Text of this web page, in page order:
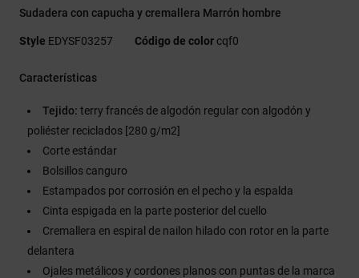
Sudadera con capucha y cremallera Marrón hombre
Style EDYSF03257 Código de color cqf0
Características
Tejido: terry francés de algodón regular con algodón y
poliéster reciclados [280 g/m2]
Corte estándar
Bolsillos canguro
Estampados por corrosión en el pecho y la espalda
Cinta espigada en la parte posterior del cuello
Cremallera en espiral de nailon hilado con rotor en la parte
delantera
Ojales metálicos y cordones planos con puntas de la marca